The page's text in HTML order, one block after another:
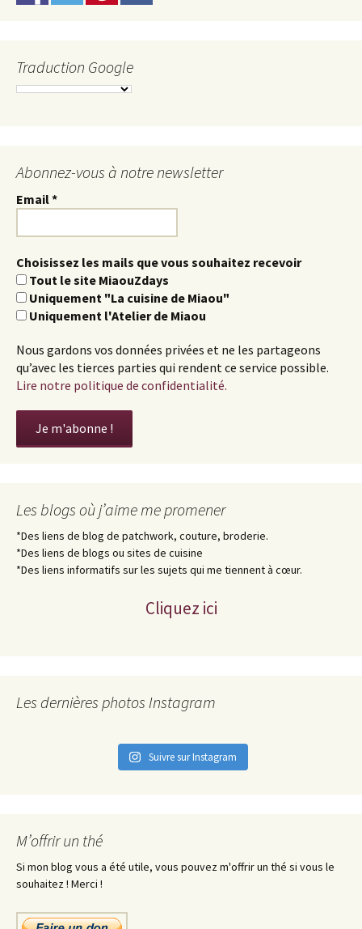
Traduction Google
Abonnez-vous à notre newsletter
Email*
Choisissez les mails que vous souhaitez recevoir
Tout le site MiaouZdays
Uniquement "La cuisine de Miaou"
Uniquement l'Atelier de Miaou
Nous gardons vos données privées et ne les partageons
qu’avec les tierces parties qui rendent ce service possible.
Lire notre politique de confidentialité.
Les blogs où j’aime me promener
*Des liens de blog de patchwork, couture, broderie.
*Des liens de blogs ou sites de cuisine
*Des liens informatifs sur les sujets qui me tiennent à cœur.
Cliquez ici
Les dernières photos Instagram
Suivre sur Instagram
M’offrir un thé
Si mon blog vous a été utile, vous pouvez m'offrir un thé si vous le
souhaitez ! Merci !